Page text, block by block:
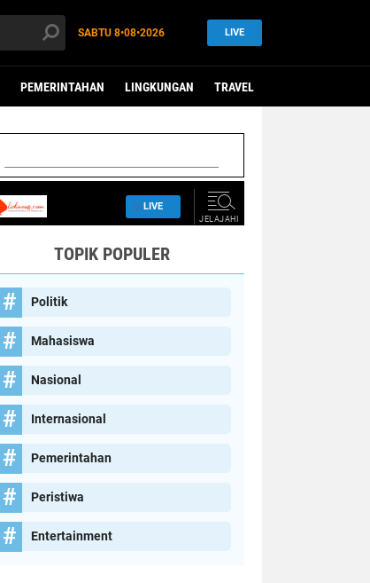
SABTU 8•08•2026 LIVE
PEMERINTAHAN LINGKUNGAN TRAVEL
TOPIK POPULER
Politik
Mahasiswa
Nasional
Internasional
Pemerintahan
Peristiwa
Entertainment